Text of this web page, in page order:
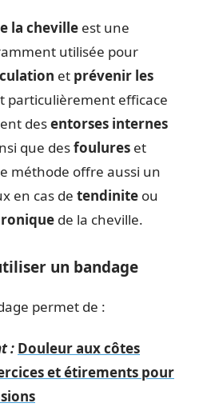
la cheville est une
utilisée pour
et prévenir les
particulièrement efficace
desentorses internes
que desfoulures et
méthode offre aussi un
en cas de tendinite ou
de la cheville.
un bandage
permet de :
: Douleur aux côtes
et étirements pour